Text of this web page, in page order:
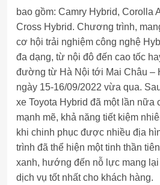
bao gồm: Camry Hybrid, Corolla
Cross Hybrid. Chương trình,
cơ hội trải nghiệm công nghệ
đa dạng, từ nội đô đến cao tốc
đường từ Hà Nội tới Mai Châu –
ngày 15-16/09/2022 vừa qua.
xe Toyota Hybrid đã một lần
mạnh mẽ, khả năng tiết kiệm
khi chinh phục được nhiều địa
trình đã thể hiện một tinh thần
xanh, hướng đến nỗ lực mang
dịch vụ tốt nhất cho khách hàng.